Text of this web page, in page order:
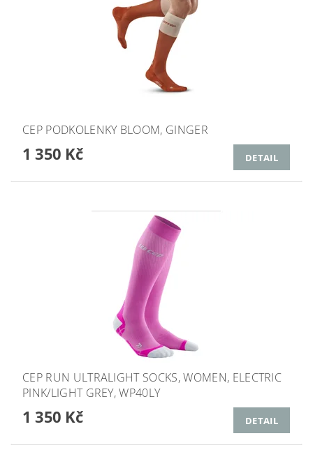
CEP PODKOLENKY BLOOM, GINGER
1 350 Kč DETAIL
CEP RUN ULTRALIGHT SOCKS, WOMEN, ELECTRIC
PINK/LIGHT GREY, WP40LY
1 350 Kč DETAIL